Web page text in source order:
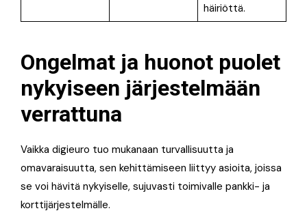
häiriöttä.
Ongelmat ja huonot puolet
nykyiseen järjestelmään
verrattuna
Vaikka digieuro tuo mukanaan turvallisuutta ja
omavaraisuutta, sen kehittämiseen liittyy asioita, joissa
se voi hävitä nykyiselle, sujuvasti toimivalle pankki- ja
korttijärjestelmälle.